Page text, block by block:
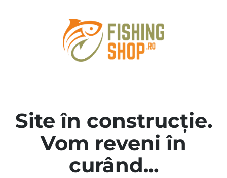
Site în construcție.
Vom reveni în
curând...